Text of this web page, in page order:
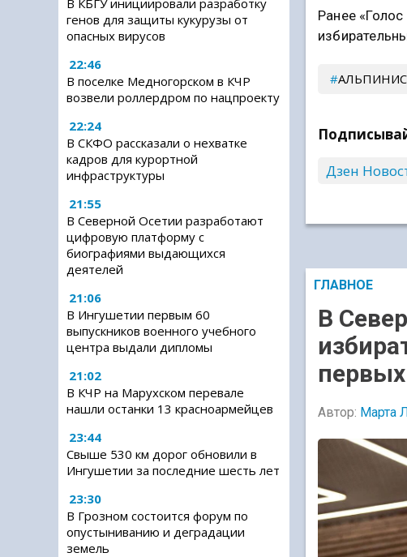
В КБГУ инициировали разработку
генов для защиты кукурузы от
опасных вирусов
22:46
В поселке Медногорском в КЧР
возвели роллердром по нацпроекту
22:24
В СКФО рассказали о нехватке
кадров для курортной
инфраструктуры
21:55
В Северной Осетии разработают
цифровую платформу с
биографиями выдающихся
деятелей
21:06
В Ингушетии первым 60
выпускников военного учебного
центра выдали дипломы
21:02
В КЧР на Марухском перевале
нашли останки 13 красноармейцев
23:44
Свыше 530 км дорог обновили в
Ингушетии за последние шесть лет
23:30
В Грозном состоится форум по
опустыниванию и деградации
земель
Ранее
Дзен
ГЛАВНОЕ
В
Автор: Марта